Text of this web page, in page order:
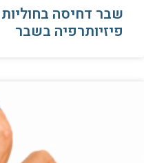
שבר דחיסה
פיזיותרפיה בשבר